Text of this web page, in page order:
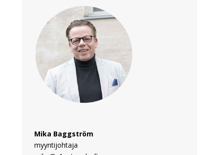
Mika Baggström
myyntijohtaja